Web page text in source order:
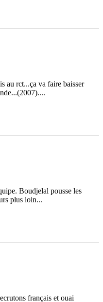
au rct...ça va faire baisser
Boudjelal pousse les
plus loin...
français et ouai